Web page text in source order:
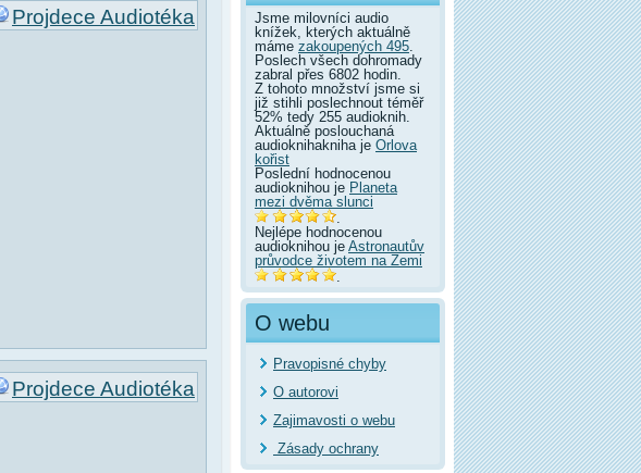
Projdece Audiotéka
Projdece Audiotéka
Jsme milovníci audio
knížek, kterých aktuálně
máme zakoupených 495
Poslech všech dohromady
zabral přes 6802 hodin.
Z tohoto množství jsme si
již stihli poslechnout téměř
52% tedy 255 audioknih.
Aktuálně poslouchaná
audioknihakniha je Orlova
kořist
Poslední hodnocenou
audioknihou je Planeta
mezi dvěma slunci
Nejlépe hodnocenou
audioknihou je Astronautův
průvodce životem na Zemi
O webu
Pravopisné chyby
O autorovi
Zajimavosti o webu
Zásady ochrany